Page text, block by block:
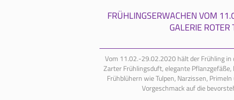
FRÜHLINGSERWACHEN VOM
GALERIE ROTER
Vom 11.02.-29.02.2020 hält der Frühling in
Zarter Frühlingsduft, elegante
Frühblühern wie Tulpen, Narzissen,
Vorgeschmack auf die